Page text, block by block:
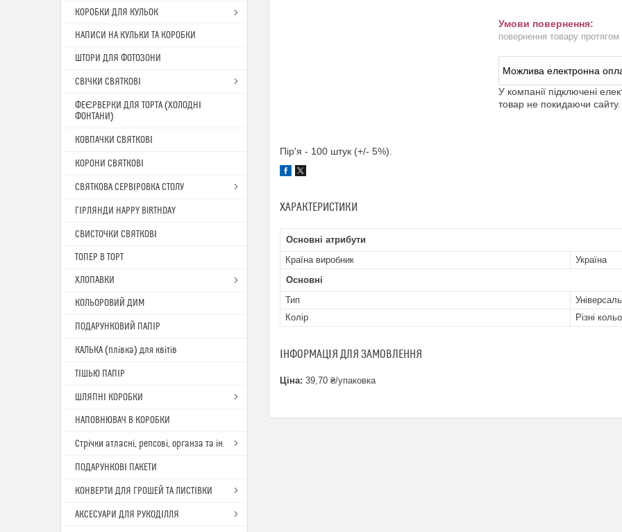
повернення товару протягом
У компанії підключені
товар не покидаючи сайту.
Пір'я - 100 штук (+/- 5%).
ХАРАКТЕРИСТИКИ
Основні атрибути
Країна виробник
Україна
Основні
Тип
Колір
Різні
ІНФОРМАЦІЯ ДЛЯ ЗАМОВЛЕННЯ
Ціна: 39,70 ₴/упаковка
КОРОБКИ ДЛЯ КУЛЬОК
НАПИСИ НА КУЛЬКИ ТА КОРОБКИ
ШТОРИ ДЛЯ ФОТОЗОНИ
СВІЧКИ СВЯТКОВІ
ФЕЄРВЕРКИ ДЛЯ ТОРТА (ХОЛОДНІ
ФОНТАНИ)
КОВПАЧКИ СВЯТКОВІ
КОРОНИ СВЯТКОВІ
СВЯТКОВА СЕРВІРОВКА СТОЛУ
ГІРЛЯНДИ HAPPY BIRTHDAY
СВИСТОЧКИ СВЯТКОВІ
ТОПЕР В ТОРТ
ХЛОПАВКИ
КОЛЬОРОВИЙ ДИМ
ПОДАРУНКОВИЙ ПАПІР
КАЛЬКА (плівка) для квітів
ТІШЬЮ ПАПІР
ШЛЯПНІ КОРОБКИ
НАПОВНЮВАЧ В КОРОБКИ
Стрічки атласні, репсові, органза та ін.
ПОДАРУНКОВІ ПАКЕТИ
КОНВЕРТИ ДЛЯ ГРОШЕЙ ТА ЛИСТІВКИ
АКСЕСУАРИ ДЛЯ РУКОДІЛЛЯ